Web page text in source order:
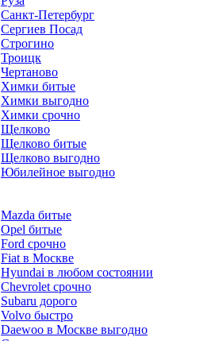
Санкт-Петербург
Сергиев Посад
Строгино
Троицк
Чертаново
Химки битые
Химки выгодно
Химки срочно
Щелково
Щелково битые
Щелково выгодно
Юбилейное выгодно
Mazda битые
Opel битые
Ford срочно
Fiat в Москве
Hyundai в любом состоянии
Chevrolet срочно
Subaru дорого
Volvo быстро
Daewoo в Москве выгодно